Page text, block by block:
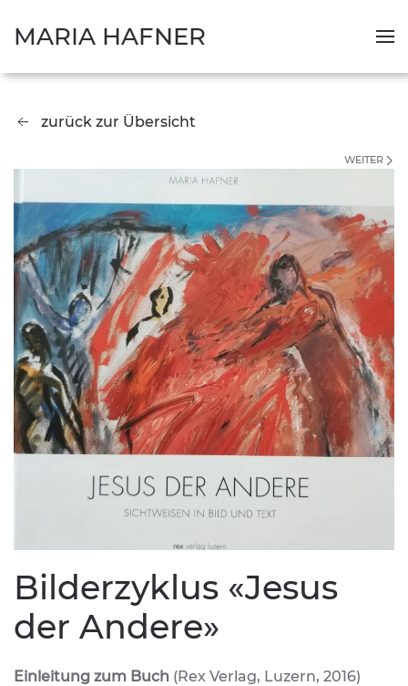
MARIA HAFNER
zurück zur Übersicht
WEITER
Bilderzyklus «Jesus
der Andere»
Einleitung zum Buch (Rex Verlag, Luzern, 2016)